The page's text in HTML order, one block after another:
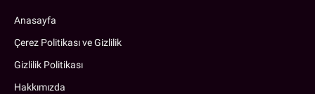
Anasayfa
Çerez Politikası ve Gizlilik
Gizlilik Politikası
Hakkımızda